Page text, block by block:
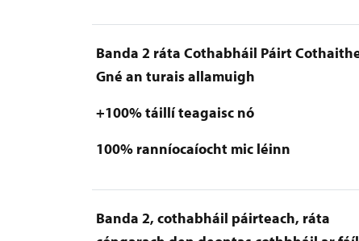
Banda 2 ráta Cothabháil Páirt
Gné an turais allamuigh
+100% táillí teagaisc nó
100% ranníocaíocht mic léinn
Banda 2, cothabháil páirteach, ráta